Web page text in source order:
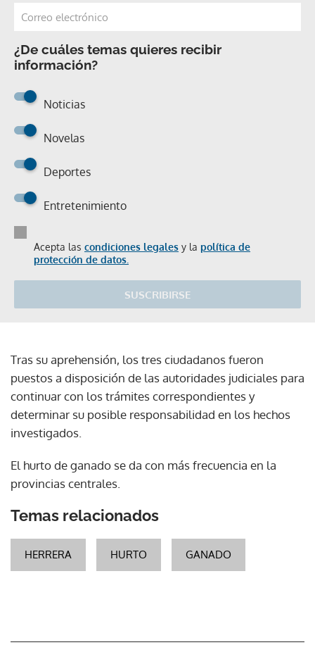
¿De cuáles temas quieres recibir
información?
Noticias
Novelas
Deportes
Entretenimiento
Acepta las condiciones legales y la política de
protección de datos.
SUSCRIBIRSE
Tras su aprehensión, los tres ciudadanos fueron
puestos a disposición de las autoridades judiciales para
continuar con los trámites correspondientes y
determinar su posible responsabilidad en los hechos
investigados.
El hurto de ganado se da con más frecuencia en la
provincias centrales.
Temas relacionados
HERRERA HURTO GANADO